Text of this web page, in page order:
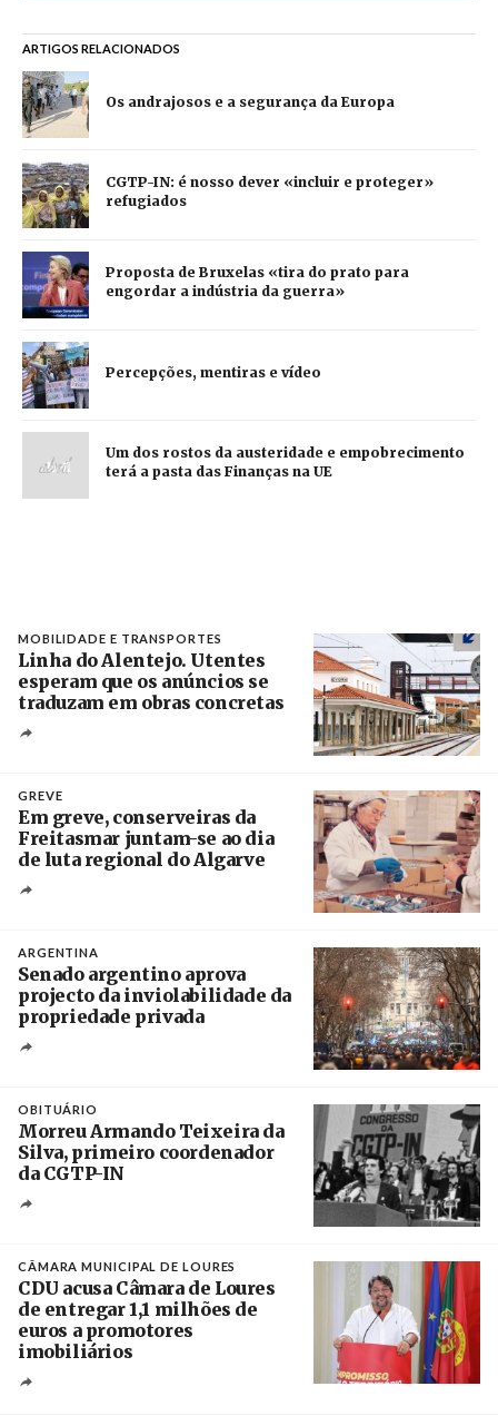
ARTIGOS RELACIONADOS
Os andrajosos e a segurança da Europa
CGTP-IN: é nosso dever «incluir e proteger»
refugiados
Proposta de Bruxelas «tira do prato para
engordar a indústria da guerra»
Percepções, mentiras e vídeo
Um dos rostos da austeridade e empobrecimento
terá a pasta das Finanças na UE
MOBILIDADE E TRANSPORTES
Linha do Alentejo. Utentes
esperam que os anúncios se
traduzam em obras concretas
GREVE
Em greve, conserveiras da
Freitasmar juntam-se ao dia
de luta regional do Algarve
ARGENTINA
Senado argentino aprova
projecto da inviolabilidade da
propriedade privada
OBITUÁRIO
Morreu Armando Teixeira da
Silva, primeiro coordenador
da CGTP-IN
CÂMARA MUNICIPAL DE LOURES
CDU acusa Câmara de Loures
de entregar 1,1 milhões de
euros a promotores
imobiliários